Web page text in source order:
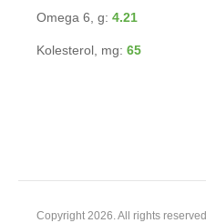
Omega 6, g: 4.21
Kolesterol, mg: 65
Copyright 2026. All rights reserved